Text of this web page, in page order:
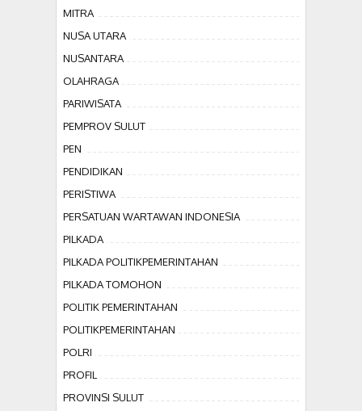
MITRA
NUSA UTARA
NUSANTARA
OLAHRAGA
PARIWISATA
PEMPROV SULUT
PEN
PENDIDIKAN
PERISTIWA
PERSATUAN WARTAWAN INDONESIA
PILKADA
PILKADA POLITIKPEMERINTAHAN
PILKADA TOMOHON
POLITIK PEMERINTAHAN
POLITIKPEMERINTAHAN
POLRI
PROFIL
PROVINSI SULUT